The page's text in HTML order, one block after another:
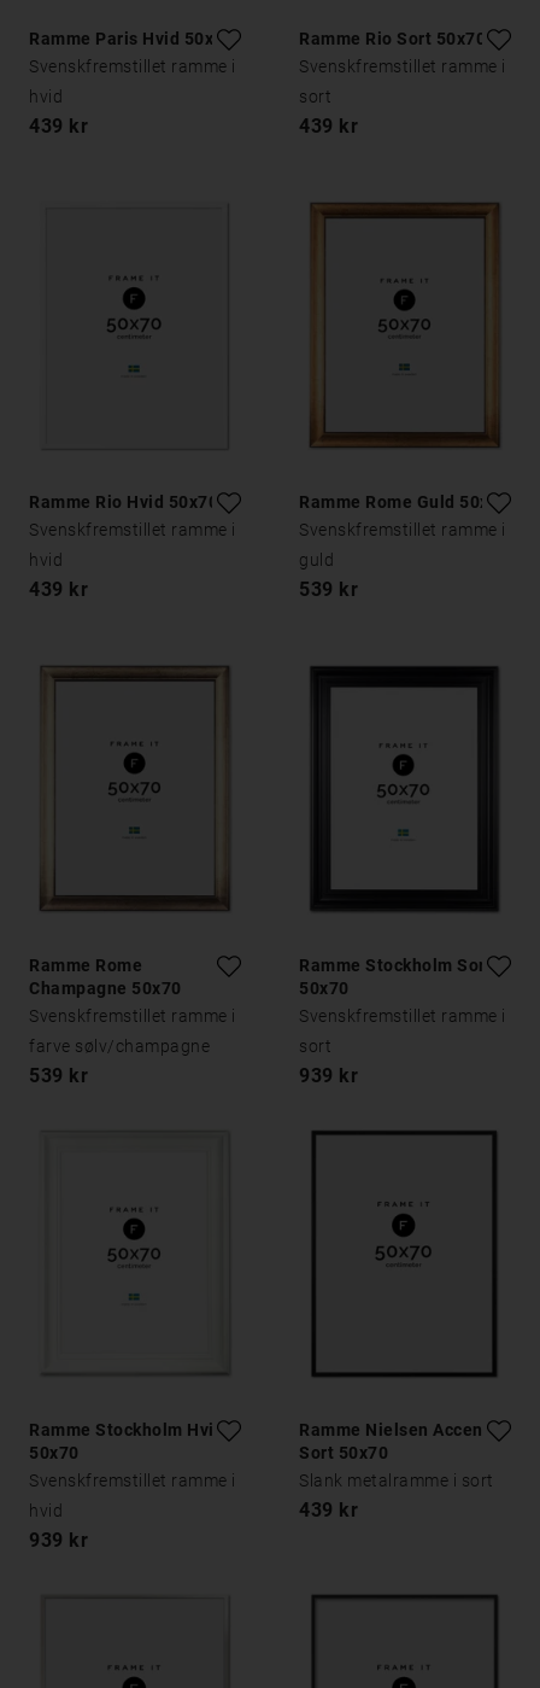
Ramme Paris Hvid 50x70
Svenskfremstillet ramme i
hvid
439 kr
Ramme Rio Sort 50x70
Svenskfremstillet ramme i
sort
439 kr
Ramme Rio Hvid 50x70
Svenskfremstillet ramme i
hvid
439 kr
Ramme Rome Guld 50x70
Svenskfremstillet ramme i
guld
539 kr
Ramme Rome
Champagne 50x70
Svenskfremstillet ramme i
farve sølv/champagne
539 kr
Ramme Stockholm Sort
50x70
Svenskfremstillet ramme i
sort
939 kr
Ramme Stockholm Hvid
50x70
Svenskfremstillet ramme i
hvid
939 kr
Ramme Nielsen Accent
Sort 50x70
Slank metalramme i sort
439 kr